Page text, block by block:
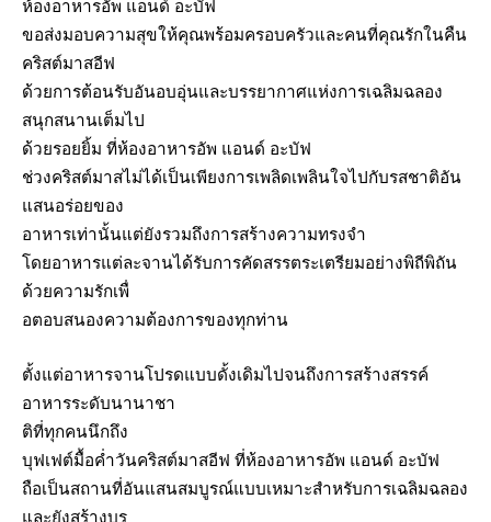
ห้องอาหารอัพ แอนด์ อะบัฟ
ขอส่งมอบความสุขให้คุณพร้อมครอบครัวและคนที่คุณรักในคืน
คริสต์มาสอีฟ
ด้วยการต้อนรับอันอบอุ่นและบรรยากาศแห่งการเฉลิมฉลอง
สนุกสนานเต็มไป
ด้วยรอยยิ้ม ที่ห้องอาหารอัพ แอนด์ อะบัฟ
ช่วงคริสต์มาสไม่ได้เป็นเพียงการเพลิดเพลินใจไปกับรสชาติอัน
แสนอร่อยของ
อาหารเท่านั้นแต่ยังรวมถึงการสร้างความทรงจำ
โดยอาหารแต่ละจานได้รับการคัดสรรตระเตรียมอย่างพิถีพิถัน
ด้วยความรักเพื่
อตอบสนองความต้องการของทุกท่าน
ตั้งแต่อาหารจานโปรดแบบดั้งเดิมไปจนถึงการสร้างสรรค์
อาหารระดับนานาชา
ติที่ทุกคนนึกถึง
บุฟเฟต์มื้อค่ำวันคริสต์มาสอีฟ ที่ห้องอาหารอัพ แอนด์ อะบัฟ
ถือเป็นสถานที่อันแสนสมบูรณ์แบบเหมาะสำหรับการเฉลิมฉลอง
และยังสร้างบร